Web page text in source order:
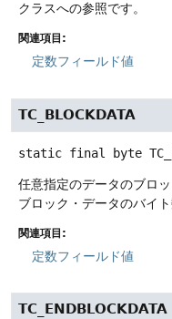
クラスへの参照です。
関連項目:
定数フィールド値
TC_BLOCKDATA
static final byte
任意指定のデータのブロッ
ブロック・データのバイト
関連項目:
定数フィールド値
TC_ENDBLOCKDATA